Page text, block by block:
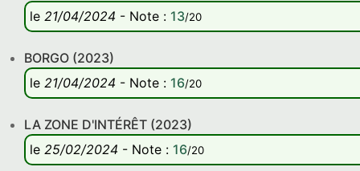
le 21/04/2024 - Note : 13/20
BORGO (2023)
le 21/04/2024 - Note : 16/20
LA ZONE D'INTÉRÊT (2023)
le 25/02/2024 - Note : 16/20